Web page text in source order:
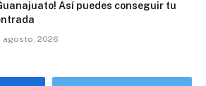
Así puedes conseguir tu
agosto, 2026